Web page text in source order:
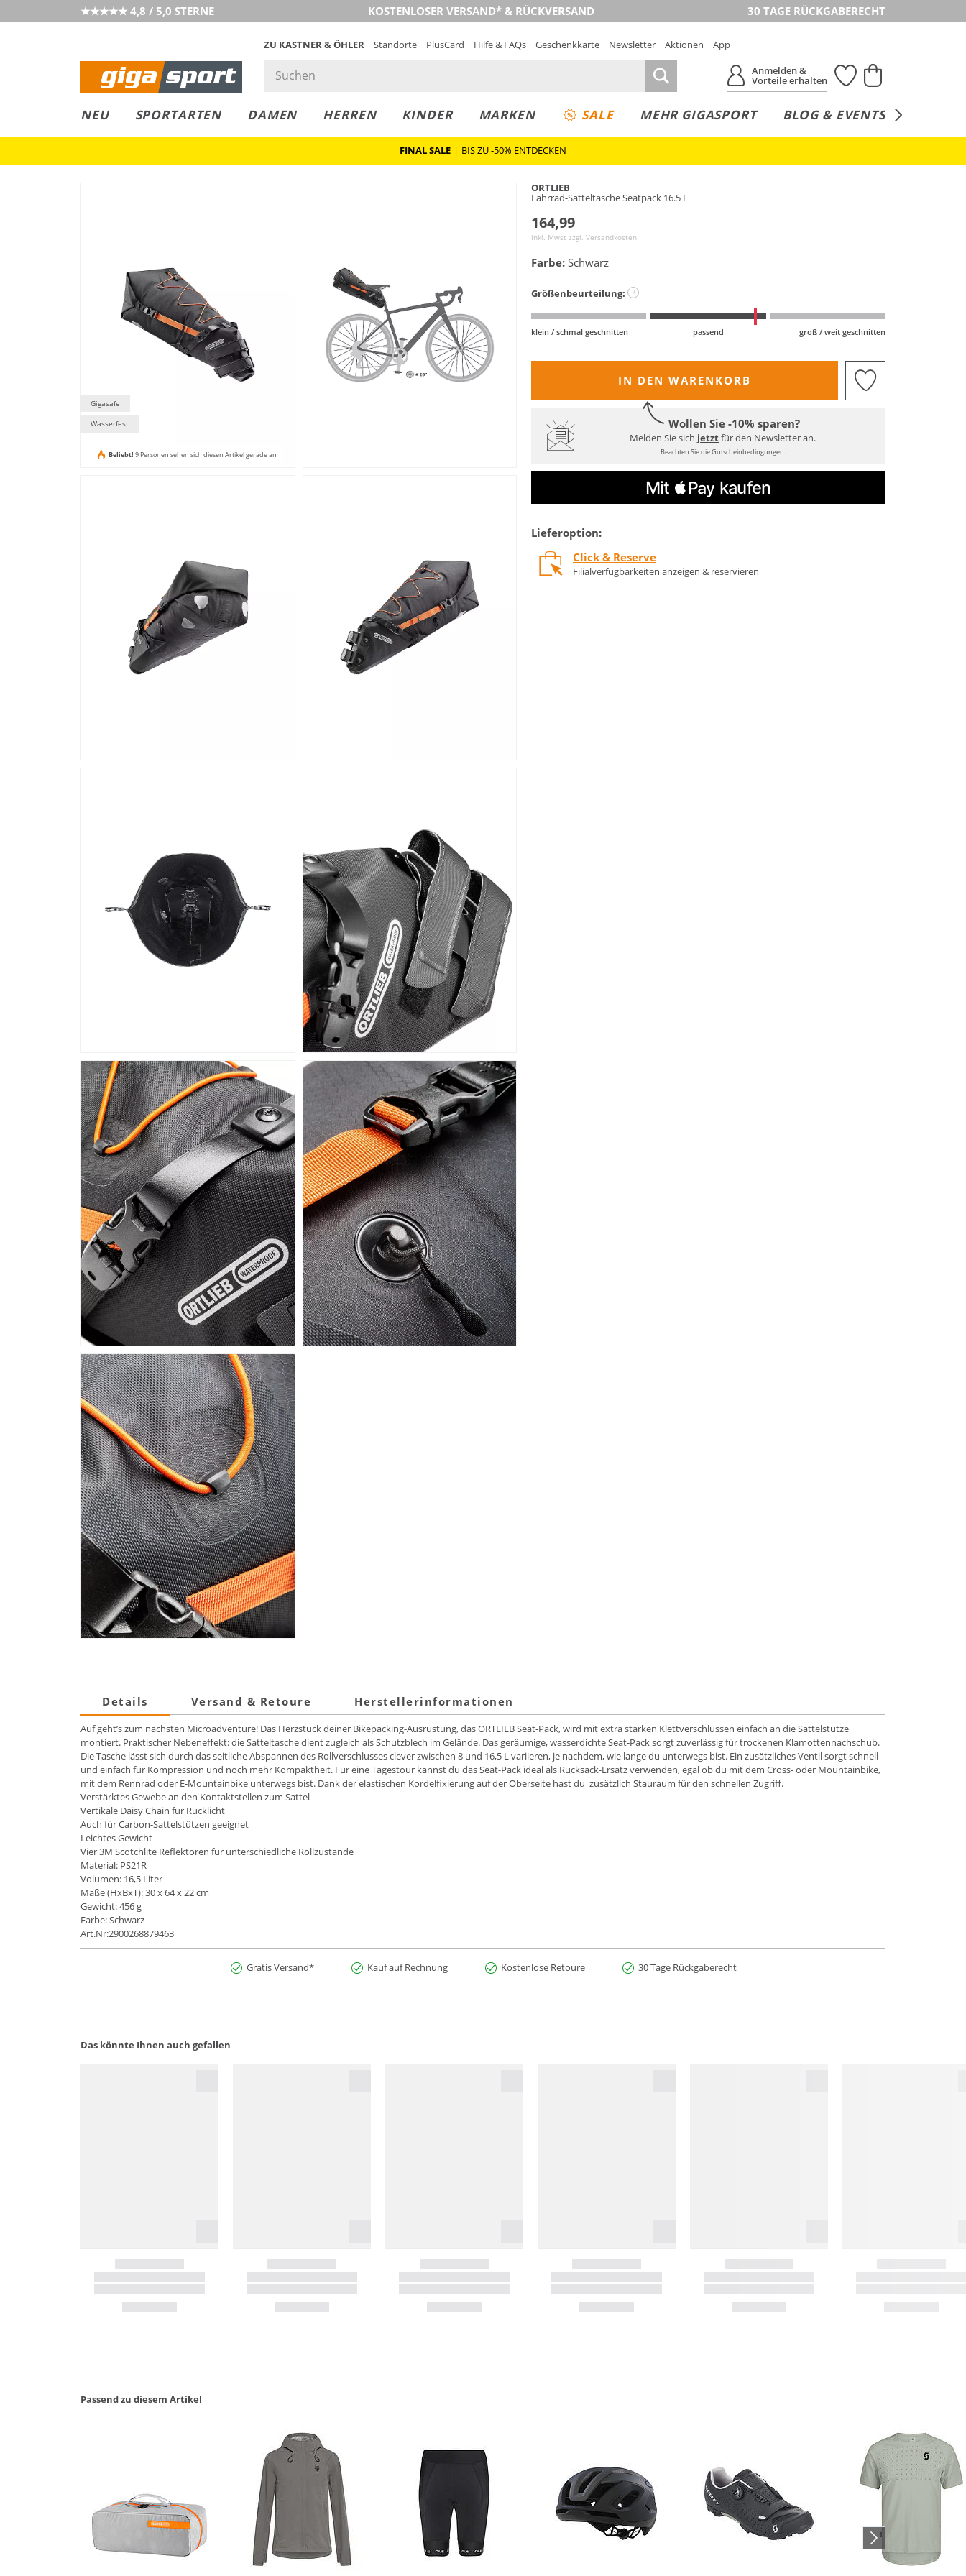
★★★★★ 4,8 / 5,0 STERNE KOSTENLOSER VERSAND* & RÜCKVERSAND 30 TAGE RÜCKGABERECHT
ZU KASTNER & ÖHLER Standorte PlusCard Hilfe & FAQs Geschenkkarte Newsletter Aktionen
App
Anmelden &
Vorteile erhalten
NEU SPORTARTEN DAMEN HERREN KINDER MARKEN SALE MEHR GIGASPORT BLOG & EVENTS
LEASING
COLLECT
RESERVE
FINAL SALE | BIS ZU -50% ENTDECKEN
Gigasafe
Wasserfest
Beliebt! 9 Personen sehen sich diesen Artikel gerade an
ORTLIEB
Fahrrad-Satteltasche Seatpack 16.5 L
164,99
inkl. Mwst zzgl. Versandkosten
Farbe: Schwarz
Größenbeurteilung: ?
klein / schmal geschnitten passend groß / weit geschnitten
IN DEN WARENKORB
Wollen Sie -10% sparen?
Melden Sie sich jetztfür den Newsletter an.
Beachten Sie die Gutscheinbedingungen.
Lieferoption:
Click & Reserve
Filialverfügbarkeiten anzeigen & reservieren
Details Versand & Retoure Herstellerinformationen
Auf geht’s zum nächsten Microadventure! Das Herzstück deiner Bikepacking-Ausrüstung, das ORTLIEB Seat-Pack, wird mit extra starken Klettverschlüssen einfach an die Sattelstütze
montiert. Praktischer Nebeneffekt: die Satteltasche dient zugleich als Schutzblech im Gelände. Das geräumige, wasserdichte Seat-Pack sorgt zuverlässig für trockenen Klamottennachschub.
Die Tasche lässt sich durch das seitliche Abspannen des Rollverschlusses clever zwischen 8 und 16,5 L variieren, je nachdem, wie lange du unterwegs bist. Ein zusätzliches Ventil sorgt schnell
und einfach für Kompression und noch mehr Kompaktheit. Für eine Tagestour kannst du das Seat-Pack ideal als Rucksack-Ersatz verwenden, egal ob du mit dem Cross- oder Mountainbike,
mit dem Rennrad oder E-Mountainbike unterwegs bist. Dank der elastischen Kordelfixierung auf der Oberseite hast du zusätzlich Stauraum für den schnellen Zugriff.
Verstärktes Gewebe an den Kontaktstellen zum Sattel
Vertikale Daisy Chain für Rücklicht
Auch für Carbon-Sattelstützen geeignet
Leichtes Gewicht
Vier 3M Scotchlite Reflektoren für unterschiedliche Rollzustände
Material: PS21R
Volumen: 16,5 Liter
Maße (HxBxT): 30 x 64 x 22 cm
Gewicht: 456 g
Farbe: Schwarz
Art.Nr:2900268879463
Gratis Versand* Kauf auf Rechnung Kostenlose Retoure 30 Tage Rückgaberecht
Das könnte Ihnen auch gefallen
Passend zu diesem Artikel